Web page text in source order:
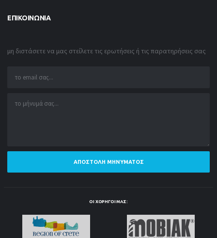
ΕΠΙΚΟΙΝΩΝΊΑ
μη διστάσετε να μας στείλετε τις ερωτήσεις ή τις παρατηρήσεις σας
ΑΠΟΣΤΟΛΉ ΜΗΝΎΜΑΤΟΣ
ΟΙ ΧΟΡΗΓΟΊ ΜΑΣ: